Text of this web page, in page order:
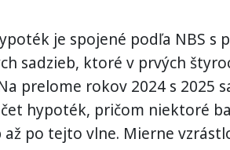
je spojené podľa NBS s
sadzieb, ktoré v prvých
prelome rokov 2024 s 2025
hypoték, pričom niektoré
až po tejto vlne. Mierne